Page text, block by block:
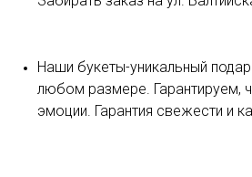
Наши букеты-уникальный
любом размере. Гарантируем,
эмоции. Гарантия свежести и